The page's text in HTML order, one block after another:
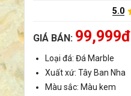
5.0
GIÁ BÁN: 99,999đ
Loại đá: Đá Marble
Xuất xứ: Tây Ban Nha
Màu sắc: Màu kem